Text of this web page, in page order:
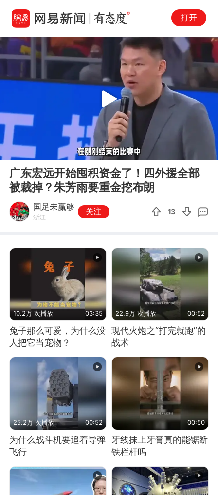
打开
Play
广东宏远开始囤积资金了！四外援全部
被裁掉？朱芳雨要重金挖布朗
国足未赢够
浙江
关注 13
10.2万 次播放 03:35
兔子那么可爱，为什么没
人把它当宠物？
22.9万 次播放 00:52
现代火炮之“打完就跑”的
战术
25.2万 次播放 00:52
为什么战斗机要追着导弹
飞行
00:50
牙线抹上牙膏真的能锯断
铁栏杆吗